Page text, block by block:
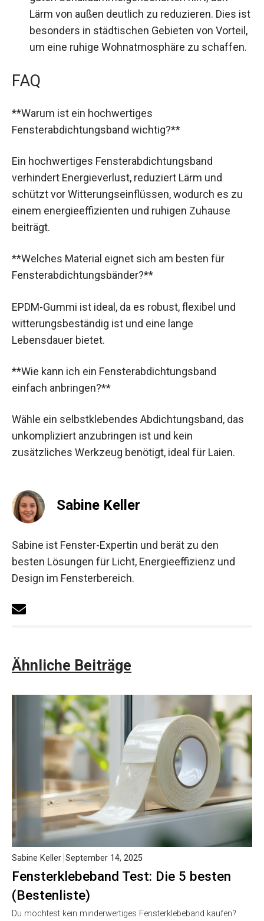
Lärm von außen deutlich zu reduzieren. Dies ist
besonders in städtischen Gebieten von Vorteil,
um eine ruhige Wohnatmosphäre zu schaffen.
FAQ
**Warum ist ein hochwertiges
Fensterabdichtungsband wichtig?**
Ein hochwertiges Fensterabdichtungsband
verhindert Energieverlust, reduziert Lärm und
schützt vor Witterungseinflüssen, wodurch es zu
einem energieeffizienten und ruhigen Zuhause
beiträgt.
**Welches Material eignet sich am besten für
Fensterabdichtungsbänder?**
EPDM-Gummi ist ideal, da es robust, flexibel und
witterungsbeständig ist und eine lange
Lebensdauer bietet.
**Wie kann ich ein Fensterabdichtungsband
einfach anbringen?**
Wähle ein selbstklebendes Abdichtungsband, das
unkompliziert anzubringen ist und kein
zusätzliches Werkzeug benötigt, ideal für Laien.
Sabine Keller
Sabine ist Fenster-Expertin und berät zu den
besten Lösungen für Licht, Energieeffizienz und
Design im Fensterbereich.
Ähnliche Beiträge
Fensterklebeband Test: Die 5 besten
(Bestenliste)
Sabine Keller September 14, 2025
Du möchtest kein minderwertiges Fensterklebeband kaufen?